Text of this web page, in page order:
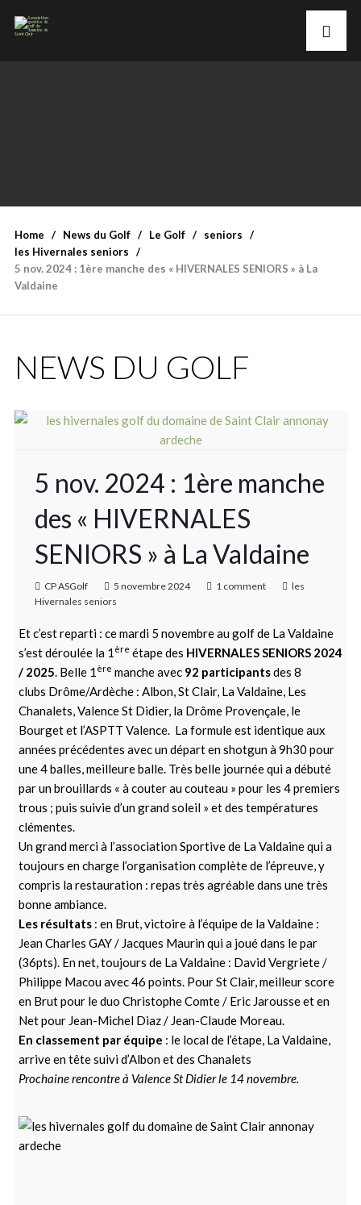
Home News du Golf Le Golf
seniors
les Hivernales seniors
5 nov. 2024 : 1ère manche des « HIVERNALES SENIORS » à La
Valdaine
NEWS DU GOLF
5 nov. 2024 : 1ère manche
des « HIVERNALES
SENIORS » à La Valdaine
CP ASGolf 5 novembre 2024 1 comment
les
Hivernales seniors
Et c’est reparti : ce mardi 5 novembre au golf de La Valdaine
s’est déroulée la 1 ère étape des HIVERNALES SENIORS 2024
/ 2025. Belle 1 ère manche avec 92 participantsdes 8
clubs Drôme/Ardèche : Albon, St Clair, La Valdaine, Les
Chanalets, Valence St Didier, la Drôme Provençale, le
Bourget et l’ASPTT Valence. La formule est identique aux
années précédentes avec un départ en shotgun à 9h30 pour
une 4 balles, meilleure balle. Très belle journée qui a débuté
par un brouillards « à couter au couteau » pour les 4 premiers
trous ; puis suivie d’un grand soleil » et des températures
clémentes.
Un grand merci à l’association Sportive de La Valdaine qui a
toujours en charge l’organisation complète de l’épreuve, y
compris la restauration : repas très agréable dans une très
bonne ambiance.
Les résultats: en Brut, victoire à l’équipe de la Valdaine :
Jean Charles GAY / Jacques Maurin qui a joué dans le par
(36pts). En net, toujours de La Valdaine : David Vergriete /
Philippe Macou avec 46 points. Pour St Clair, meilleur score
en Brut pour le duo Christophe Comte / Eric Jarousse et en
Net pour Jean-Michel Diaz / Jean-Claude Moreau.
En classement par équipe : le local de l’étape, La Valdaine,
arrive en tête suivi d’Albon et des Chanalets
Prochaine rencontre à Valence St Didier le 14 novembre.